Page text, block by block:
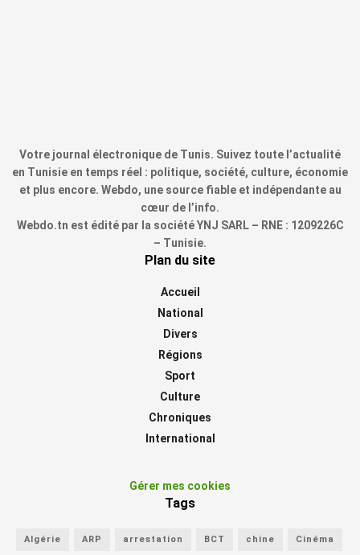
Votre journal électronique de Tunis. Suivez toute l’actualité
en Tunisie en temps réel : politique, société, culture, économie
et plus encore. Webdo, une source fiable et indépendante au
cœur de l’info.
Webdo.tn est édité par la société YNJ SARL – RNE : 1209226C
– Tunisie.
Plan du site
Accueil
National
Divers
Régions
Sport
Culture
Chroniques
International
Gérer mes cookies
Tags
Algérie ARP arrestation BCT chine Cinéma